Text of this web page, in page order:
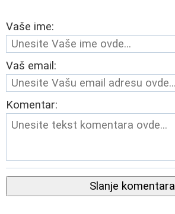
Vaše ime:
Vaš email:
Komentar:
Slanje komentara